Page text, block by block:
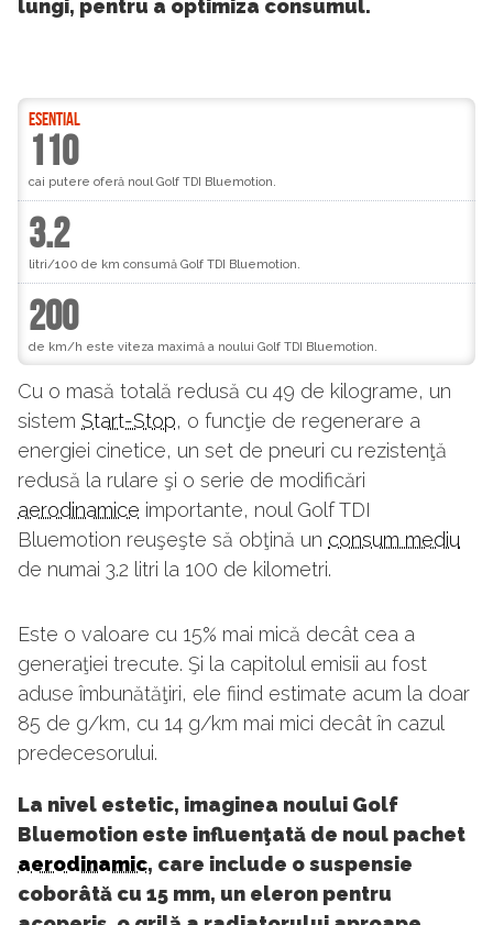
lungi, pentru a optimiza consumul.
ESENTIAL
110
cai putere oferă noul Golf TDI Bluemotion.
3.2
litri/100 de km consumă Golf TDI Bluemotion.
200
de km/h este viteza maximă a noului Golf TDI Bluemotion.
Cu o masă totală redusă cu 49 de kilograme, un
sistem Start-Stop, o funcţie de regenerare a
energiei cinetice, un set de pneuri cu rezistenţă
redusă la rulare şi o serie de modificări
aerodinamice importante, noul Golf TDI
Bluemotion reuşeşte să obţină un consum mediu
de numai 3.2 litri la 100 de kilometri.
Este o valoare cu 15% mai mică decât cea a
generaţiei trecute. Şi la capitolul emisii au fost
aduse îmbunătăţiri, ele fiind estimate acum la doar
85 de g/km, cu 14 g/km mai mici decât în cazul
predecesorului.
La nivel estetic, imaginea noului Golf
Bluemotion este influenţată de noul pachet
aerodinamic, care include o suspensie
coborâtă cu 15 mm, un eleron pentru